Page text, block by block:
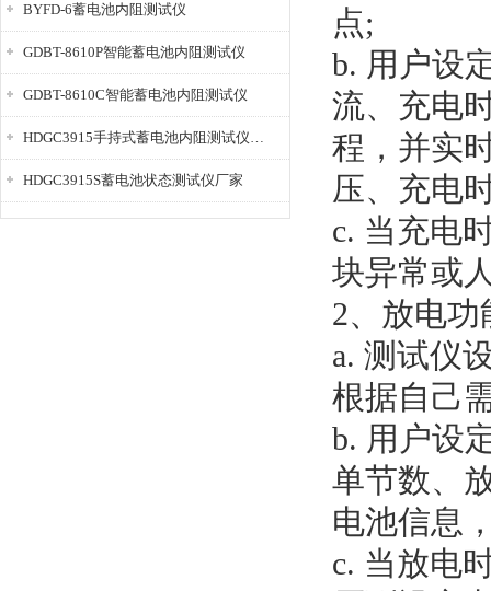
BYFD-6蓄电池内阻测试仪
GDBT-8610P智能蓄电池内阻测试仪
GDBT-8610C智能蓄电池内阻测试仪
HDGC3915手持式蓄电池内阻测试仪厂家
HDGC3915S蓄电池状态测试仪厂家
点;
b. 用户设
流、充电
程，并实
压、充电
c. 当充电
块异常或
2、放电功
a. 测试仪
根据自己
b. 用户设
单节数、
电池信息
c. 当放电